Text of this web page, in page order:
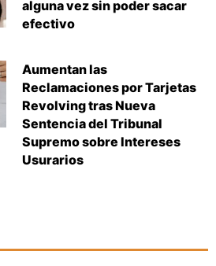
alguna vez sin poder sacar
efectivo
Aumentan las
Reclamaciones por Tarjetas
Revolving tras Nueva
Sentencia del Tribunal
Supremo sobre Intereses
Usurarios